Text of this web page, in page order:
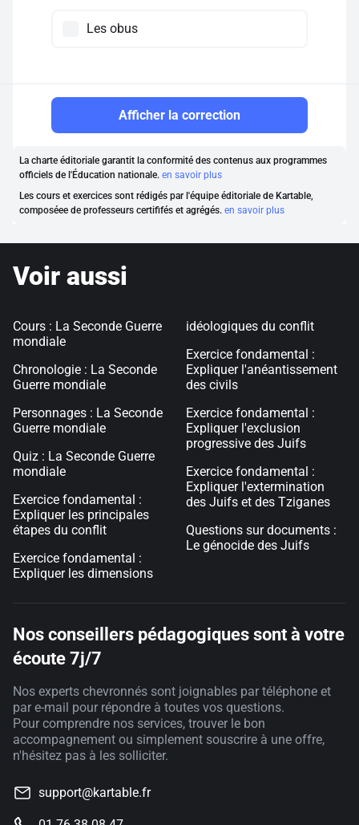
Les obus
Afficher la correction
La charte éditoriale garantit la conformité des contenus aux programmes
officiels de l'Éducation nationale. en savoir plus
Les cours et exercices sont rédigés par l'équipe éditoriale de Kartable,
composéee de professeurs certififés et agrégés. en savoir plus
Voir aussi
Cours : La Seconde Guerre
mondiale
Chronologie : La Seconde
Guerre mondiale
Personnages : La Seconde
Guerre mondiale
Quiz : La Seconde Guerre
mondiale
Exercice fondamental :
Expliquer les principales
étapes du conflit
Exercice fondamental :
Expliquer les dimensions
idéologiques du conflit
Exercice fondamental :
Expliquer l'anéantissement
des civils
Exercice fondamental :
Expliquer l'exclusion
progressive des Juifs
Exercice fondamental :
Expliquer l'extermination
des Juifs et des Tziganes
Questions sur documents :
Le génocide des Juifs
Nos conseillers pédagogiques sont à votre
écoute 7j/7
Nos experts chevronnés sont joignables par téléphone et
par e-mail pour répondre à toutes vos questions.
Pour comprendre nos services, trouver le bon
accompagnement ou simplement souscrire à une offre,
n'hésitez pas à les solliciter.
support@kartable.fr